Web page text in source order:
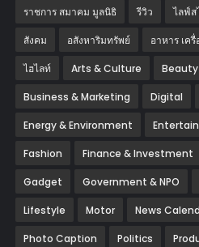
ราชการ สมาคม มูลนิธิ รีวิว ไลฟ์ส
สังคม อสังหาริมทรัพย์ อาหาร เค
ไฮไลท์ Arts & Culture
Business & Marketing Digital
Energy & Environment
Fashion Finance & Investment
Gadget Government & NPO
Lifestyle Motor News
Photo Caption Politics